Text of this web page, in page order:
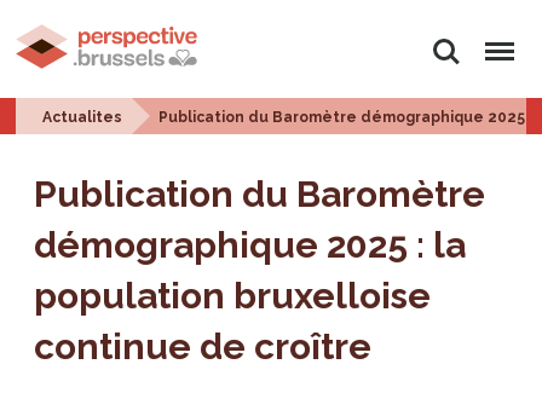
Rechercher
Menu
Actualites Publication du Baromètre démographique 2025
Publication du Baromètre
démographique 2025 : la
population bruxelloise
continue de croître